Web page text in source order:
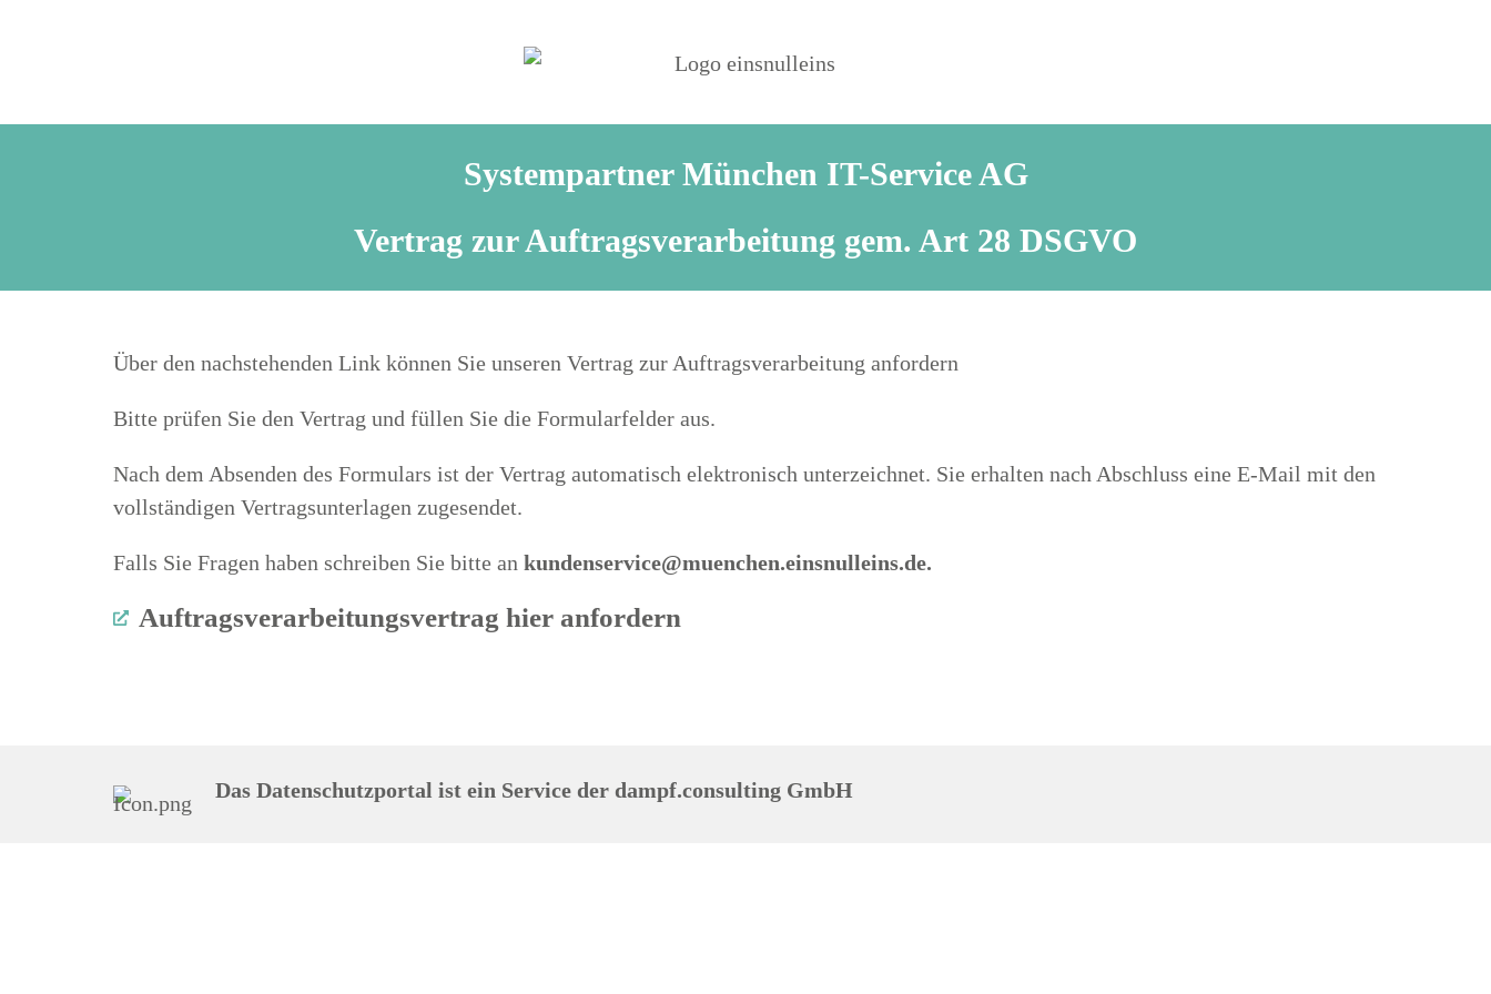
Systempartner München IT-Service AG
Vertrag zur Auftragsverarbeitung gem. Art 28 DSGVO
Über den nachstehenden Link können Sie unseren Vertrag zur Auftragsverarbeitung anfordern
Bitte prüfen Sie den Vertrag und füllen Sie die Formularfelder aus.
Nach dem Absenden des Formulars ist der Vertrag automatisch elektronisch unterzeichnet. Sie erhalten nach Abschluss eine E-Mail mit den
vollständigen Vertragsunterlagen zugesendet.
Falls Sie Fragen haben schreiben Sie bitte an kundenservice@muenchen.einsnulleins.de.
Auftragsverarbeitungsvertrag hier anfordern
Das Datenschutzportal ist ein Service der dampf.consulting GmbH